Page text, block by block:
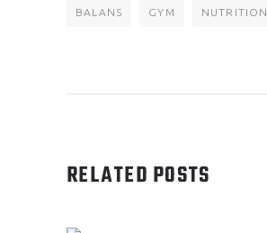
BALANS GYM NUTRITION
RELATED POSTS